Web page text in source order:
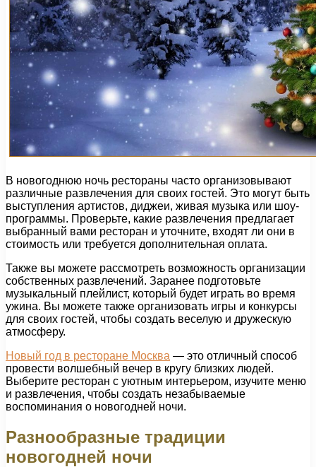
В новогоднюю ночь рестораны часто организовывают
различные развлечения для своих гостей. Это могут быть
выступления артистов, диджеи, живая музыка или шоу-
программы. Проверьте, какие развлечения предлагает
выбранный вами ресторан и уточните, входят ли они в
стоимость или требуется дополнительная оплата.
Также вы можете рассмотреть возможность организации
собственных развлечений. Заранее подготовьте
музыкальный плейлист, который будет играть во время
ужина. Вы можете также организовать игры и конкурсы
для своих гостей, чтобы создать веселую и дружескую
атмосферу.
Новый год в ресторане Москва — это отличный способ
провести волшебный вечер в кругу близких людей.
Выберите ресторан с уютным интерьером, изучите меню
и развлечения, чтобы создать незабываемые
воспоминания о новогодней ночи.
Разнообразные традиции
новогодней ночи